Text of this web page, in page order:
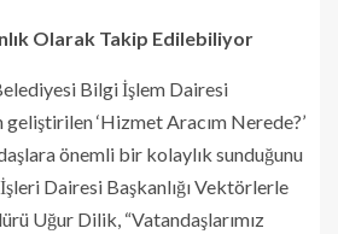
Olarak Takip Edilebiliyor
Bilgi İşlem Dairesi
geliştirilen ‘Hizmet Aracım Nerede?’
önemli bir kolaylık sunduğunu
Dairesi Başkanlığı Vektörlerle
Uğur Dilik, “Vatandaşlarımız